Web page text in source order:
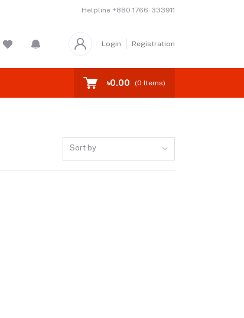
Helpline +880 1766-333911
Login Registration
৳0.00 (0 Items)
Sort by